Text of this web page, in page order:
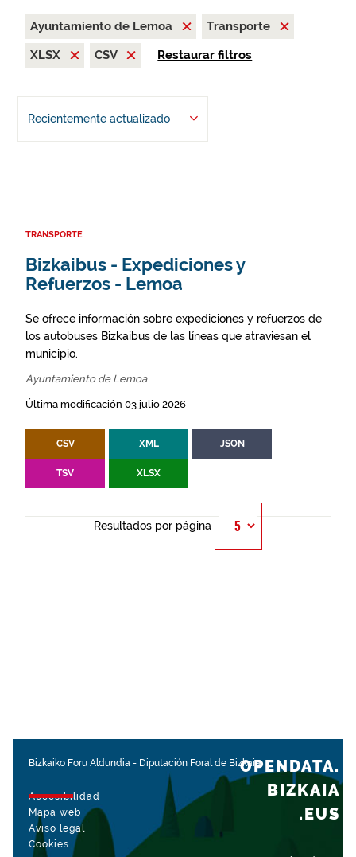
Ayuntamiento de Lemoa
Transporte
XLSX
CSV Restaurar filtros
Recientemente actualizado
TRANSPORTE
Bizkaibus - Expediciones y
Refuerzos - Lemoa
Se ofrece información sobre expediciones y refuerzos de
los autobuses Bizkaibus de las líneas que atraviesan el
municipio.
Ayuntamiento de Lemoa
Última modificación 03 julio 2026
CSV XML JSON
TSV XLSX
Resultados por página
Bizkaiko Foru Aldundia - Diputación Foral de Bizkaia
Accesibilidad
Mapa web
Aviso legal
Cookies
OPENDATA.
BIZKAIA
.EUS